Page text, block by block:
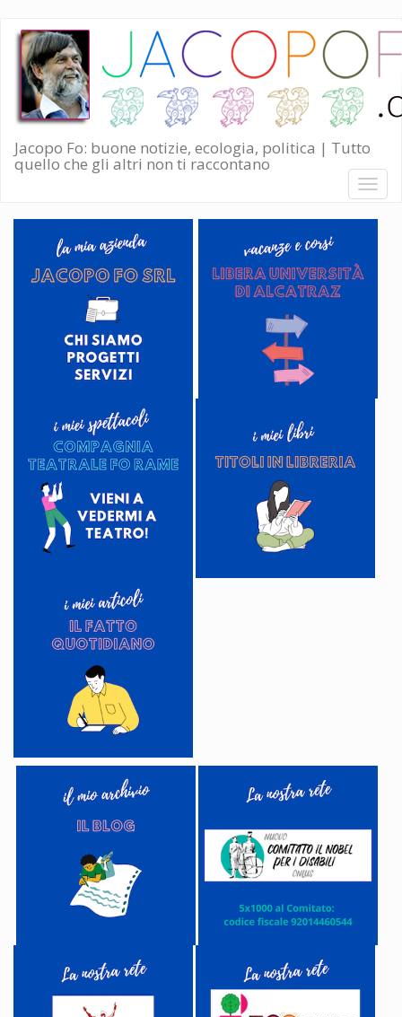
Salta
contenuto
principale
Jacopo Fo: buone notizie, ecologia, politica | Tutto
quello che gli altri non ti raccontano
Toggle